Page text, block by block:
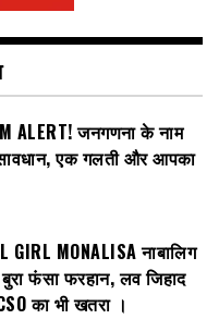
ALERT! जनगणना के नाम
एक गलती और आपका
GIRL MONALISA नाबालिग
फंसा फरहान, लव जिहाद
का भी खतरा ।